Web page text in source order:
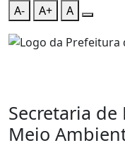
A- A+ A
Secretaria de
Meio